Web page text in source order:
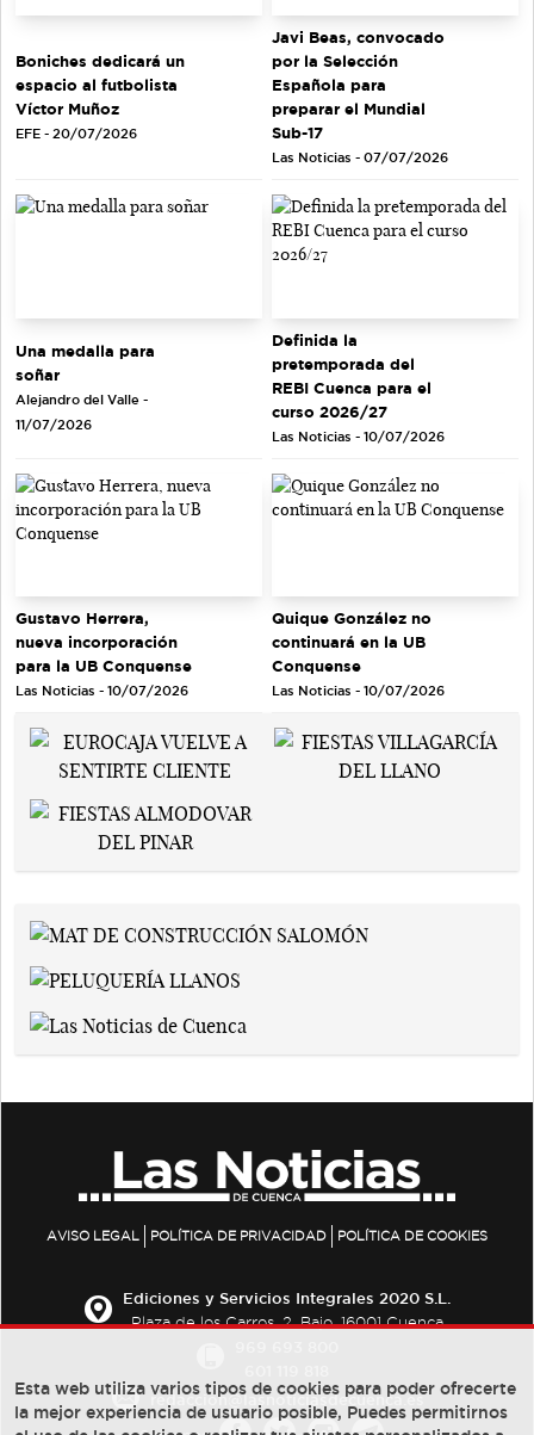
Boniches dedicará un
espacio al futbolista
Víctor Muñoz
EFE - 20/07/2026
Javi Beas, convocado
por la Selección
Española para
preparar el Mundial
Sub-17
Las Noticias - 07/07/2026
Una medalla para
soñar
Alejandro del Valle -
11/07/2026
Definida la
pretemporada del
REBI Cuenca para el
curso 2026/27
Las Noticias - 10/07/2026
Gustavo Herrera,
nueva incorporación
para la UB Conquense
Las Noticias - 10/07/2026
Quique González no
continuará en la UB
Conquense
Las Noticias - 10/07/2026
AVISO LEGAL POLÍTICA DE PRIVACIDAD POLÍTICA DE COOKIES
Ediciones y Servicios Integrales 2020 S.L.
Plaza de los Carros, 2. Bajo. 16001 Cuenca
redaccion@lasnoticiasdecuenca.es
Esta web utiliza varios tipos de cookies para poder ofrecerte
la mejor experiencia de usuario posible, Puedes permitirnos